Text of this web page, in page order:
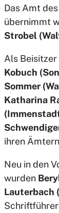
Das Amt
übernimmt
Strobel
Als
Kobuch
Sommer
Katharina
ihren
Neu in den
wurden
Lauterbach